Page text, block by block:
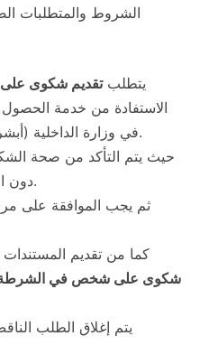
الشروط والمتطلبات
يتطلبتقديم شكوى
الاستفادة من خدمة
في وزارة الداخلية (أبشر) للتحقق من الهوية.
حيث يتم التأكد من صحة
دون الحاجة لأية مستندات.
ثم يجب الموافقة على
كما من تقديم
شكوى على شخص في